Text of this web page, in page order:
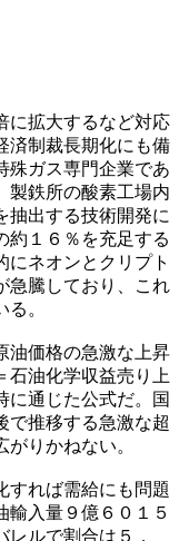
に拡大するなど対応
済制裁長期化にも備
殊ガス専門企業であ
製鉄所の酸素工場内
抽出する技術開発に
約１６％を充足する
にネオンとクリプト
急騰しており、これ
。
油価格の急激な上昇
石油化学収益売り上
に通じた公式だ。国
で推移する急激な超
りかねない。
すれば需給にも問題
輸入量９億６０１５
ルで割合は５．